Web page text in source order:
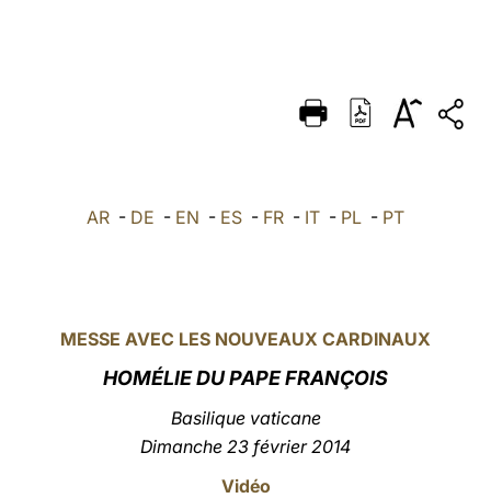
DEUTSCH
العربيّة AR - DE - EN - ES - FR - IT - PL - PT
MESSE AVEC LES NOUVEAUX CARDINAUX
HOMÉLIE DU PAPE FRANÇOIS
Basilique vaticane
Dimanche 23 février 2014
Vidéo